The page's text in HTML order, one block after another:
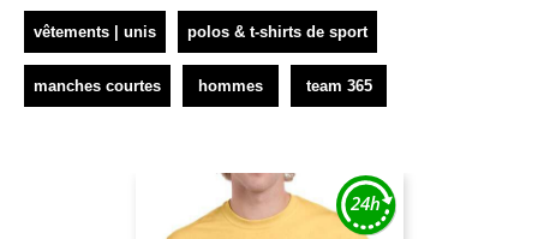
vêtements | unis polos & t-shirts de sport
manches courtes hommes team 365